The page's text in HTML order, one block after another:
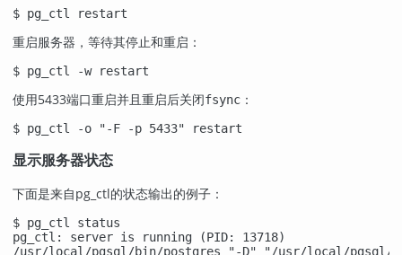
$ pg_ctl restart
重启服务器，等待其停止和重启：
$ pg_ctl -w restart
使用5433端口重启并且重启后关闭fsync ：
$ pg_ctl -o "-F -p 5433" restart
显示服务器状态
下面是来自pg_ctl的状态输出的例子：
$ pg_ctl status
pg_ctl: server is running (PID: 13718)
/usr/local/pgsql/bin/postgres "-D" "/usr/local/pgsql/